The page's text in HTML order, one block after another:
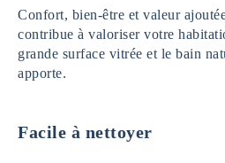
Confort, bien-être et valeur
contribue à valoriser votre
grande surface vitrée et le bain
apporte.
Facile à nettoyer